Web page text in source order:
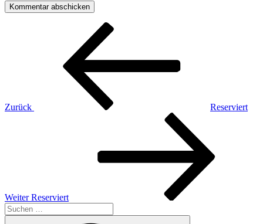
Beitragsnavigation
Zurück
Reserviert
Weiter Reserviert
Suchen
nach: